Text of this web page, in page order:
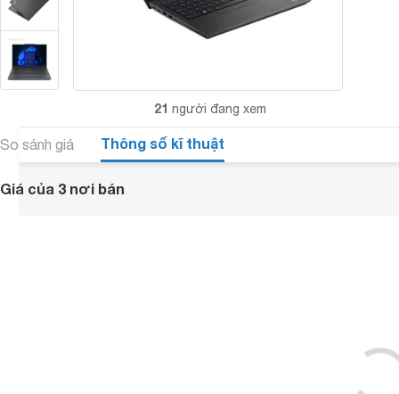
21 người đang xem
So sánh giá Thông số kĩ thuật
Giá của 3 nơi bán